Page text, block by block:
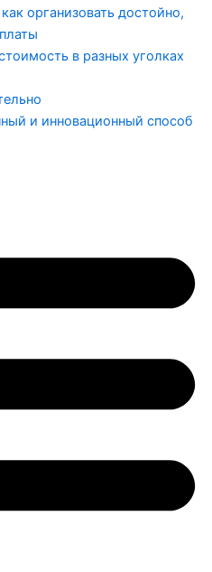
организовать достойно,
в разных уголках
и инновационный способ